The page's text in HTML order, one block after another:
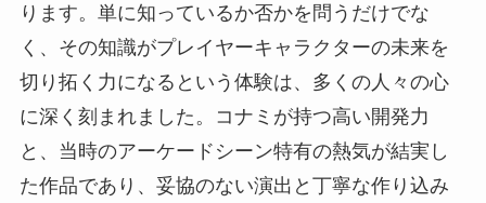
ります。単に知っているか否かを問うだけでな
く、その知識がプレイヤーキャラクターの未来を
切り拓く力になるという体験は、多くの人々の心
に深く刻まれました。コナミが持つ高い開発力
と、当時のアーケードシーン特有の熱気が結実し
た作品であり、妥協のない演出と丁寧な作り込み